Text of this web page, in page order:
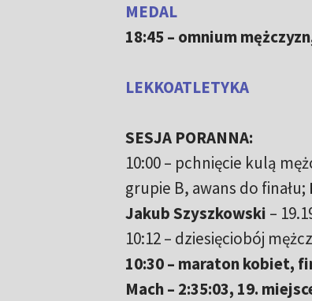
MEDAL
18:45 – omnium
LEKKOATLETYKA
SESJA PORANNA:
10:00 – pchnięcie kulą
grupie B, awans do finału;
Jakub Szyszkowski –
10:12 – dziesięciobój
10:30 – maraton kobiet,
Mach – 2:35:03, 19.